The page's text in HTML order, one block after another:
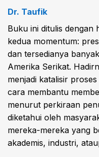
Dr. Taufik
Buku ini ditulis dengan
kedua momentum:
dan tersedianya
Amerika Serikat.
menjadi katalisir
cara membantu
menurut perkiraan
diketahui oleh
mereka-mereka yang
akademis, industri,